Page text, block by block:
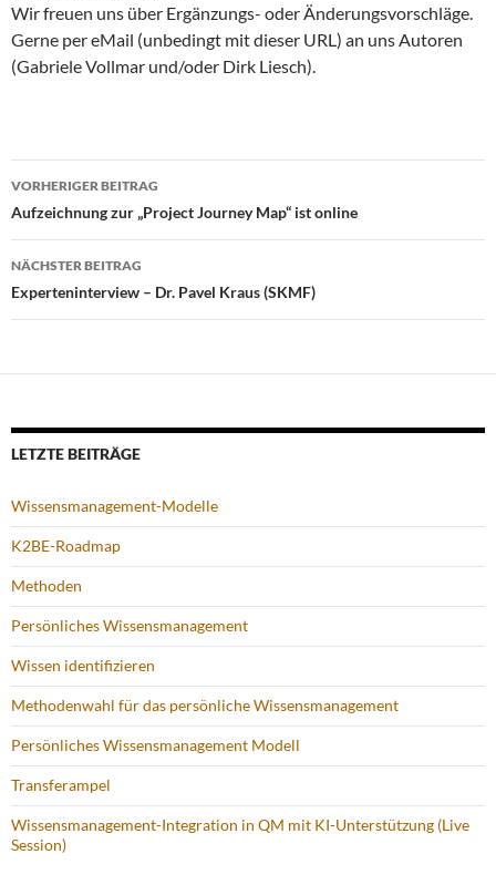
Wir freuen uns über Ergänzungs- oder Änderungsvorschläge.
Gerne per eMail (unbedingt mit dieser URL) an uns Autoren
(Gabriele Vollmar und/oder Dirk Liesch).
Beitragsnavigation
VORHERIGER BEITRAG
Aufzeichnung zur „Project Journey Map“ ist online
NÄCHSTER BEITRAG
Experteninterview – Dr. Pavel Kraus (SKMF)
LETZTE BEITRÄGE
Wissensmanagement-Modelle
K2BE-Roadmap
Methoden
Persönliches Wissensmanagement
Wissen identifizieren
Methodenwahl für das persönliche Wissensmanagement
Persönliches Wissensmanagement Modell
Transferampel
Wissensmanagement-Integration in QM mit KI-Unterstützung (Live
Session)